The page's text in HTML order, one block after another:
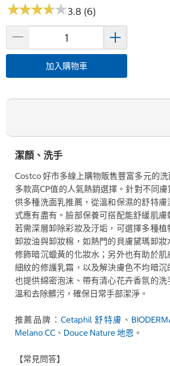
★★★★★
★★★★★3.8 (6)
加入購物車
潔顏、洗手
Costco 好市多線上購物販售豐富多元的
多款高CP值的人氣熱銷選擇。針對不同
供多種洗面乳推薦，從溫和保濕的舒特
式應有盡有。臉部保養可搭配能舒緩肌膚
若需深層卸除彩妝及汙垢，可選擇多種
卸妝油與卸妝棉，如熱門的貝膚黛瑪卸
修飾暗沉蠟黃的化妝水；另外也有助於
細紋的修護乳霜，以及解決膚色不均暗沉
也提供綿密泡沫、帶有清心花卉香氛的
溫和去除髒污，確保日常手部潔淨。
推薦品牌：Cetaphil 舒特膚 、
Melano CC 、 Douce Nature 地恩 。
【常見問答】